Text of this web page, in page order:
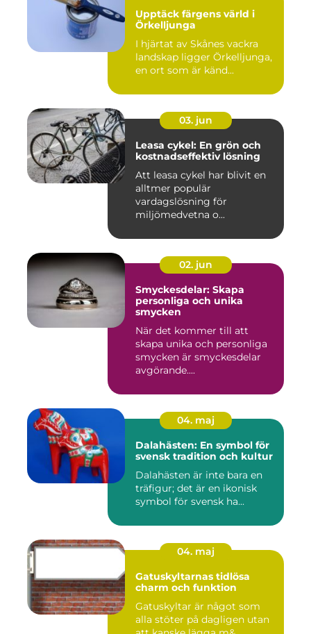
Upptäck färgens värld i
Örkelljunga
I hjärtat av Skånes vackra
landskap ligger Örkelljunga,
en ort som är känd...
03. jun
Leasa cykel: En grön och
kostnadseffektiv lösning
Att leasa cykel har blivit en
alltmer populär
vardagslösning för
miljömedvetna o...
02. jun
Smyckesdelar: Skapa
personliga och unika
smycken
När det kommer till att
skapa unika och personliga
smycken är smyckesdelar
avgörande....
04. maj
Dalahästen: En symbol för
svensk tradition och kultur
Dalahästen är inte bara en
träfigur; det är en ikonisk
symbol för svensk ha...
04. maj
Gatuskyltarnas tidlösa
charm och funktion
Gatuskyltar är något som
alla stöter på dagligen utan